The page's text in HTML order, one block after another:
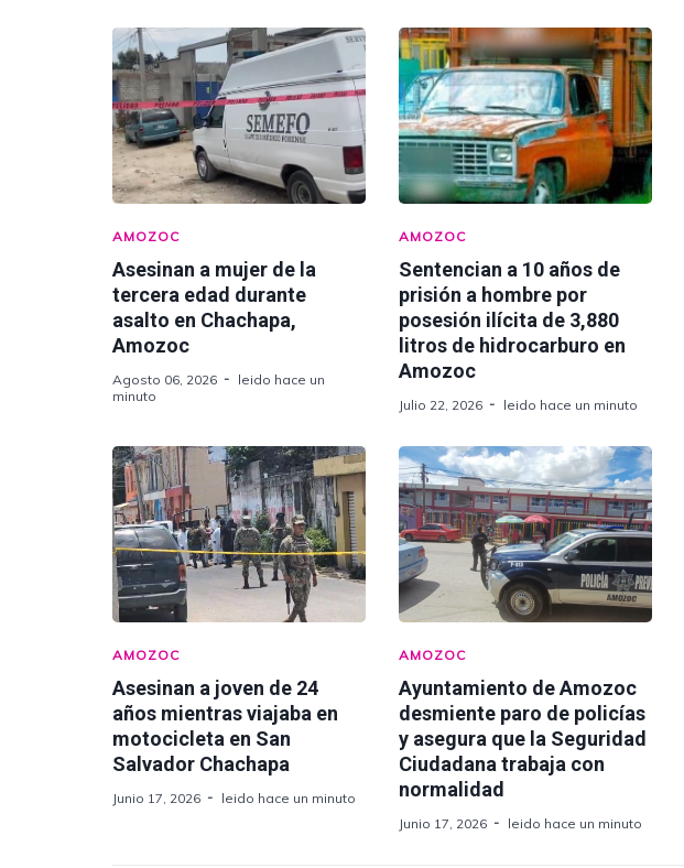
AMOZOC
Asesinan a mujer de la
tercera edad durante
asalto en Chachapa,
Amozoc
Agosto 06, 2026
leido hace un
minuto
AMOZOC
Sentencian a 10 años de
prisión a hombre por
posesión ilícita de 3,880
litros de hidrocarburo en
Amozoc
Julio 22, 2026 leido hace un minuto
AMOZOC
Asesinan a joven de 24
años mientras viajaba en
motocicleta en San
Salvador Chachapa
Junio 17, 2026 leido hace un minuto
AMOZOC
Ayuntamiento de Amozoc
desmiente paro de policías
y asegura que la Seguridad
Ciudadana trabaja con
normalidad
Junio 17, 2026 leido hace un minuto